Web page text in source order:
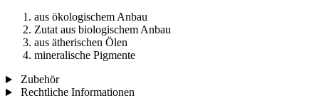
aus ökologischem Anbau
Zutat aus biologischem Anbau
aus ätherischen Ölen
mineralische Pigmente
Zubehör
Rechtliche Informationen